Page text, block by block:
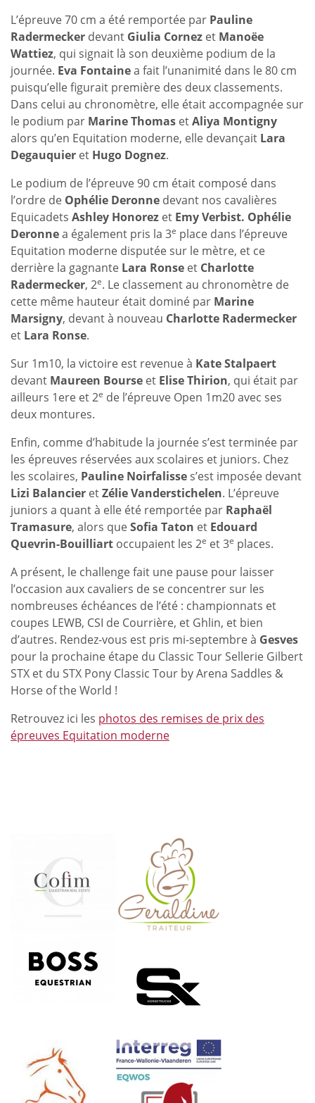
L’épreuve 70 cm a été remportée par Pauline
Radermecker devant Giulia Cornez et Manoëe
Wattiez, qui signait là son deuxième podium de la
journée. Eva Fontainea fait l’unanimité dans le 80 cm
puisqu’elle figurait première des deux classements.
Dans celui au chronomètre, elle était accompagnée sur
le podium par Marine Thomas etAliya Montigny
alors qu’en Equitation moderne, elle devançait Lara
Degauquier et Hugo Dognez.
Le podium de l’épreuve 90 cm était composé dans
l’ordre de Ophélie Deronne devant nos cavalières
Equicadets Ashley Honorez et Emy Verbist. Ophélie
Deronnea également pris la 3e place dans l’épreuve
Equitation moderne disputée sur le mètre, et ce
derrière la gagnante Lara Ronse et Charlotte
Radermecker, 2e. Le classement au chronomètre de
cette même hauteur était dominé par Marine
Marsigny, devant à nouveau Charlotte Radermecker
et Lara Ronse.
Sur 1m10, la victoire est revenue à Kate Stalpaert
devant Maureen Bourse et Elise Thirion, qui était par
ailleurs 1ere et 2e de l’épreuve Open 1m20 avec ses
deux montures.
Enfin, comme d’habitude la journée s’est terminée par
les épreuves réservées aux scolaires et juniors. Chez
les scolaires, Pauline Noirfalisse s’est imposée devant
Lizi Balancier etZélie Vanderstichelen. L’épreuve
juniors a quant à elle été remportée par Raphaël
Tramasure, alors queSofia Taton et Edouard
Quevrin-Bouilliart occupaient les 2e et 3e places.
A présent, le challenge fait une pause pour laisser
l’occasion aux cavaliers de se concentrer sur les
nombreuses échéances de l’été : championnats et
coupes LEWB, CSI de Courrière, et Ghlin, et bien
d’autres. Rendez-vous est pris mi-septembre à Gesves
pour la prochaine étape du Classic Tour Sellerie Gilbert
STX et du STX Pony Classic Tour by Arena Saddles &
Horse of the World !
Retrouvez ici les photos des remises de prix des
épreuves Equitation moderne